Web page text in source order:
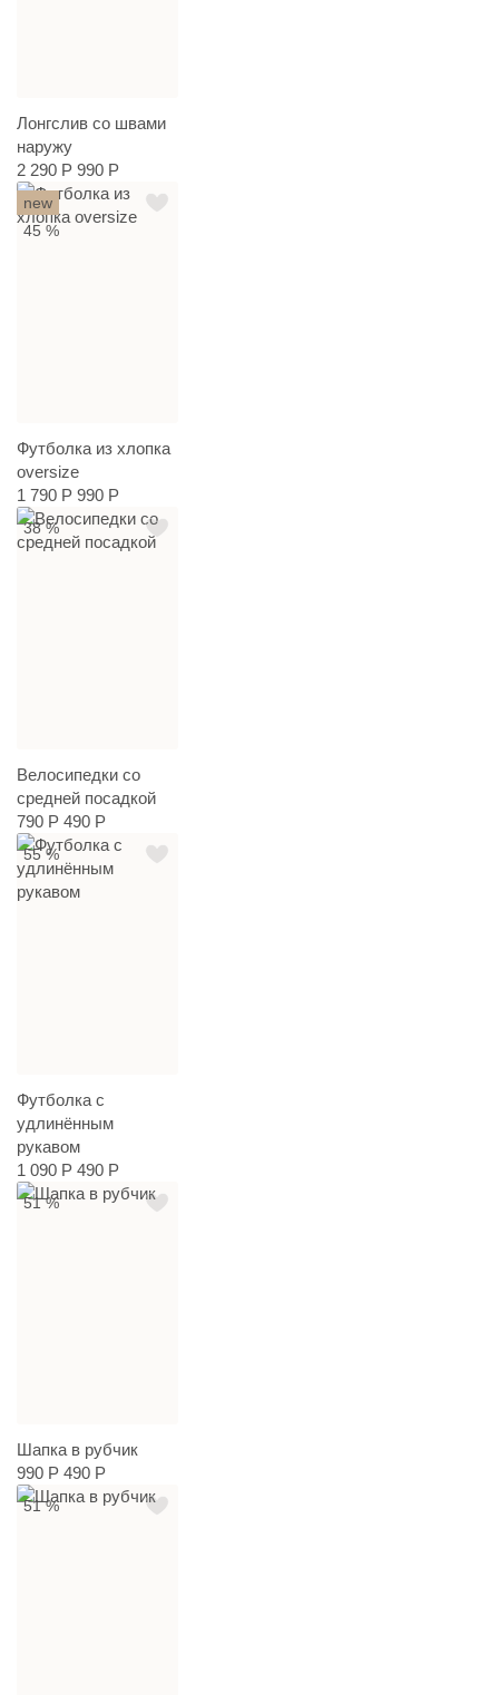
Лонгслив со швами
наружу
2 290 Р 990 Р
new
45 %
Футболка из хлопка
oversize
1 790 Р 990 Р
38 %
Велосипедки со
средней посадкой
790 Р 490 Р
55 %
Футболка с
удлинённым
рукавом
1 090 Р 490 Р
51 %
Шапка в рубчик
990 Р 490 Р
51 %